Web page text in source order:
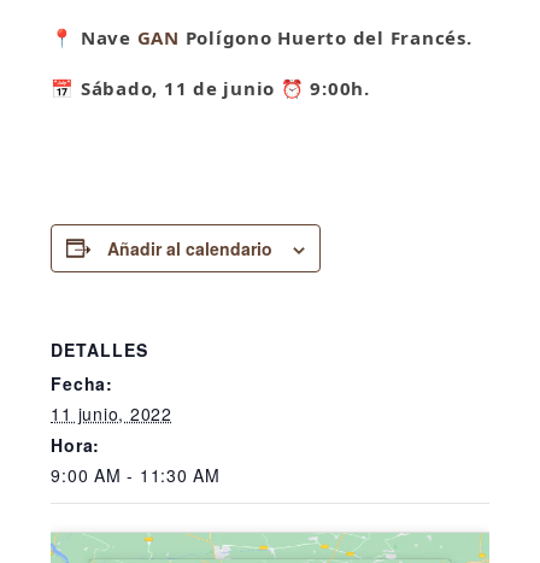
📍 Nave GAN Polígono Huerto del Francés.
📅 Sábado, 11 de junio ⏰ 9:00h.
Añadir al calendario
DETALLES
Fecha:
11 junio, 2022
Hora:
9:00 AM - 11:30 AM